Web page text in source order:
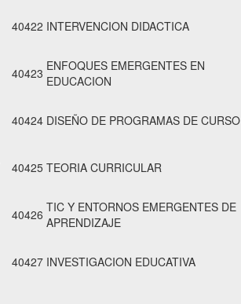
40422 INTERVENCION DIDACTICA
40423 ENFOQUES EMERGENTES EN
EDUCACION
40424 DISEÑO DE PROGRAMAS DE CURSO
40425 TEORIA CURRICULAR
40426 TIC Y ENTORNOS EMERGENTES DE
APRENDIZAJE
40427 INVESTIGACION EDUCATIVA